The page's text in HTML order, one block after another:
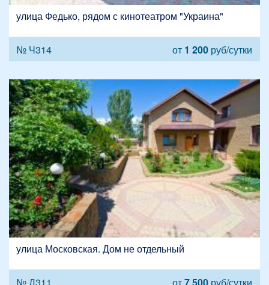
улица Федько, рядом с кинотеатром "Украина"
№ Ч314 от 1 200 руб/сутки
улица Московская. Дом не отдельный